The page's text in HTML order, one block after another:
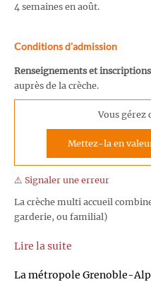
4 semaines en août.
Conditions d'admission
Renseignements et inscriptions
auprès de la crèche.
Vous gérez
Mettez-la en
⚠️ Signaler une erreur
La crèche multi accueil
garderie, ou familial)
Lire la suite
La métropole Grenoble-